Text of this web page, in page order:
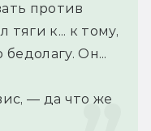
против
тяги к... к тому,
Он...
— да что же